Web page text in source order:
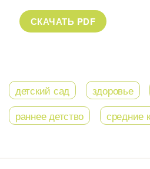
детский сад здоровье
раннее детство
средние